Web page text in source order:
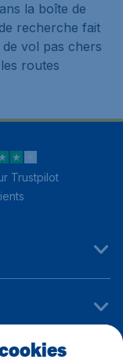
la boîte de
recherche fait
vol pas chers
routes
Trustpilot